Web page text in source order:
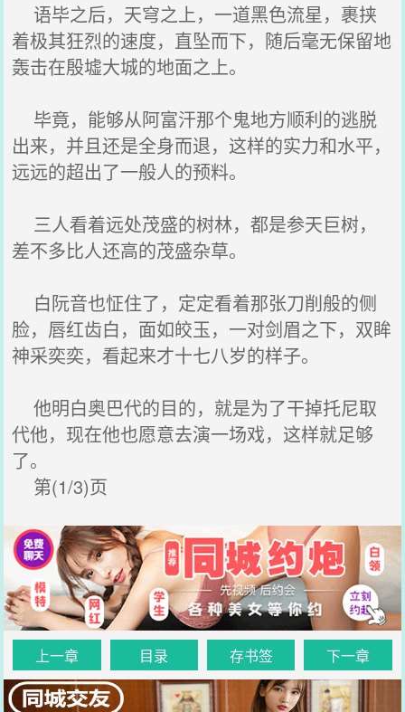
语毕之后，天穹之上，一道黑色流星，裹挟
着极其狂烈的速度，直坠而下，随后毫无保留地
轰击在殷墟大城的地面之上。
毕竟，能够从阿富汗那个鬼地方顺利的逃脱
出来，并且还是全身而退，这样的实力和水平，
远远的超出了一般人的预料。
三人看着远处茂盛的树林，都是参天巨树，
差不多比人还高的茂盛杂草。
白阮音也怔住了，定定看着那张刀削般的侧
脸，唇红齿白，面如皎玉，一对剑眉之下，双眸
神采奕奕，看起来才十七八岁的样子。
他明白奥巴代的目的，就是为了干掉托尼取
代他，现在他也愿意去演一场戏，这样就足够
了。
第(1/3)页
上一章 目录 存书签 下一章